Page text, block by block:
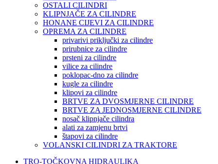
OSTALI CILINDRI
KLIPNJAČE ZA CILINDRE
HONANE CIJEVI ZA CILINDRE
OPREMA ZA CILINDRE
privarivi priključki za cilindre
prirubnice za cilindre
prsteni za cilindre
vilice za cilindre
poklopac-dno za cilindre
kugle za cilindre
klipovi za cilindre
BRTVE ZA DVOSMJERNE CILINDRE
BRTVE ZA JEDNOSMJERNE CILINDRE
nosač klipnjače cilindra
alati za zamjenu brtvi
štapovi za cilindre
VOLANSKI CILINDRI ZA TRAKTORE
TRO-TOČKOVNA HIDRAULIKA